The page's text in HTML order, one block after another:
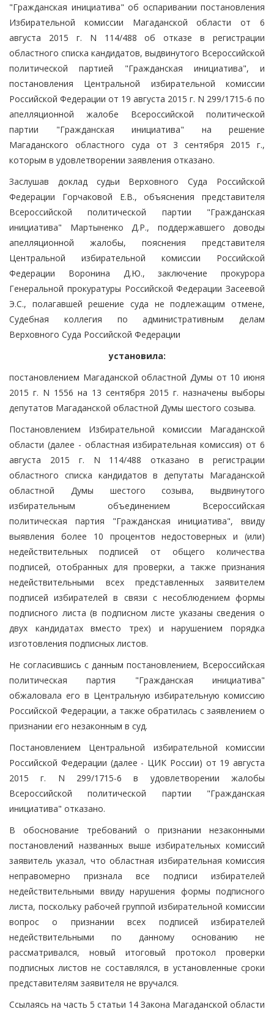
"Гражданская инициатива" об оспаривании постановления
Избирательной комиссии Магаданской области от 6
августа 2015 г. N 114/488 об отказе в регистрации
областного списка кандидатов, выдвинутого Всероссийской
политической партией "Гражданская инициатива", и
постановления Центральной избирательной комиссии
Российской Федерации от 19 августа 2015 г. N 299/1715-6 по
апелляционной жалобе Всероссийской политической
партии "Гражданская инициатива" на решение
Магаданского областного суда от 3 сентября 2015 г.,
которым в удовлетворении заявления отказано.
Заслушав доклад судьи Верховного Суда Российской
Федерации Горчаковой Е.В., объяснения представителя
Всероссийской политической партии "Гражданская
инициатива" Мартыненко Д.Р., поддержавшего доводы
апелляционной жалобы, пояснения представителя
Центральной избирательной комиссии Российской
Федерации Воронина Д.Ю., заключение прокурора
Генеральной прокуратуры Российской Федерации Засеевой
Э.С., полагавшей решение суда не подлежащим отмене,
Судебная коллегия по административным делам
Верховного Суда Российской Федерации
установила:
постановлением Магаданской областной Думы от 10 июня
2015 г. N 1556 на 13 сентября 2015 г. назначены выборы
депутатов Магаданской областной Думы шестого созыва.
Постановлением Избирательной комиссии Магаданской
области (далее - областная избирательная комиссия) от 6
августа 2015 г. N 114/488 отказано в регистрации
областного списка кандидатов в депутаты Магаданской
областной Думы шестого созыва, выдвинутого
избирательным объединением Всероссийская
политическая партия "Гражданская инициатива", ввиду
выявления более 10 процентов недостоверных и (или)
недействительных подписей от общего количества
подписей, отобранных для проверки, а также признания
недействительными всех представленных заявителем
подписей избирателей в связи с несоблюдением формы
подписного листа (в подписном листе указаны сведения о
двух кандидатах вместо трех) и нарушением порядка
изготовления подписных листов.
Не согласившись с данным постановлением, Всероссийская
политическая партия "Гражданская инициатива"
обжаловала его в Центральную избирательную комиссию
Российской Федерации, а также обратилась с заявлением о
признании его незаконным в суд.
Постановлением Центральной избирательной комиссии
Российской Федерации (далее - ЦИК России) от 19 августа
2015 г. N 299/1715-6 в удовлетворении жалобы
Всероссийской политической партии "Гражданская
инициатива" отказано.
В обоснование требований о признании незаконными
постановлений названных выше избирательных комиссий
заявитель указал, что областная избирательная комиссия
неправомерно признала все подписи избирателей
недействительными ввиду нарушения формы подписного
листа, поскольку рабочей группой избирательной комиссии
вопрос о признании всех подписей избирателей
недействительными по данному основанию не
рассматривался, новый итоговый протокол проверки
подписных листов не составлялся, в установленные сроки
представителям заявителя не вручался.
Ссылаясь на часть 5 статьи 14 Закона Магаданской области